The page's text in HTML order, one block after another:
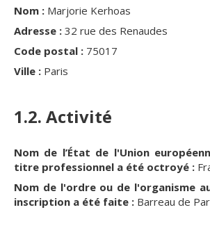
Nom : Marjorie Kerhoas
Adresse : 32 rue des Renaudes
Code postal : 75017
Ville : Paris
1.2. Activité
Nom de l’État de l'Union
titre professionnel a été octroyé :
Nom de l'ordre ou de l'organisme
inscription a été faite : Barreau de